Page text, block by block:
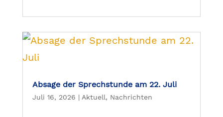
Absage der Sprechstunde am 22. Juli
Juli 16, 2026 | Aktuell, Nachrichten